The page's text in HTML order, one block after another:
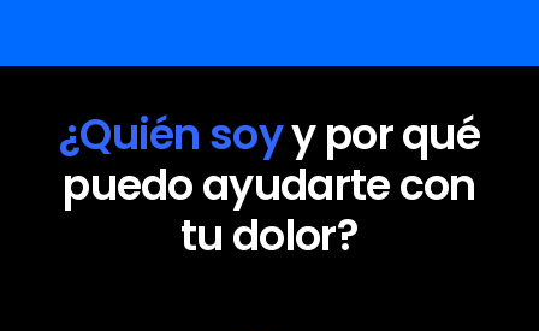
¿Quién soyy por qué
puedo ayudarte con
tu dolor?